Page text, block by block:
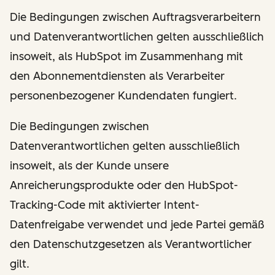
Die Bedingungen zwischen Auftragsverarbeitern
und Datenverantwortlichen gelten ausschließlich
insoweit, als HubSpot im Zusammenhang mit
den Abonnementdiensten als Verarbeiter
personenbezogener Kundendaten fungiert.
Die Bedingungen zwischen
Datenverantwortlichen gelten ausschließlich
insoweit, als der Kunde unsere
Anreicherungsprodukte oder den HubSpot-
Tracking-Code mit aktivierter Intent-
Datenfreigabe verwendet und jede Partei gemäß
den Datenschutzgesetzen als Verantwortlicher
gilt.